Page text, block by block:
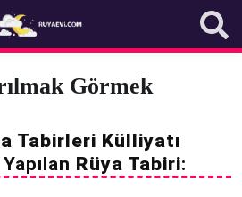
Görmek
Tabirleri Külliyatı
Rüya Tabiri: